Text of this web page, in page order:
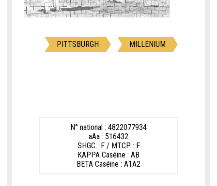
PITTSBURGH MILLENIUM
N° national : 4822077934
aAa : 516432
SHGC : F / MTCP : F
KAPPA Caséine : AB
BETA Caséine : A1A2